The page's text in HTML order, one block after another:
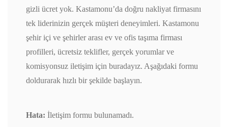
gizli ücret yok. Kastamonu’da doğru nakliyat firmasını
tek liderinizin gerçek müşteri deneyimleri. Kastamonu
şehir içi ve şehirler arası ev ve ofis taşıma firması
profilleri, ücretsiz teklifler, gerçek yorumlar ve
komisyonsuz iletişim için buradayız. Aşağıdaki formu
doldurarak hızlı bir şekilde başlayın.
Hata: İletişim formu bulunamadı.